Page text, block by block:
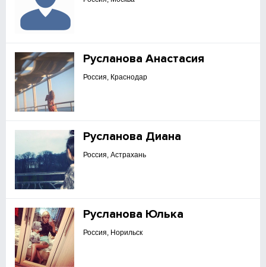
Русланова Анастасия
Россия, Краснодар
Русланова Диана
Россия, Астрахань
Русланова Юлька
Россия, Норильск